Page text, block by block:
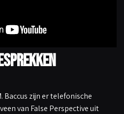
Baccus zijn er telefonische
van False Perspective uit